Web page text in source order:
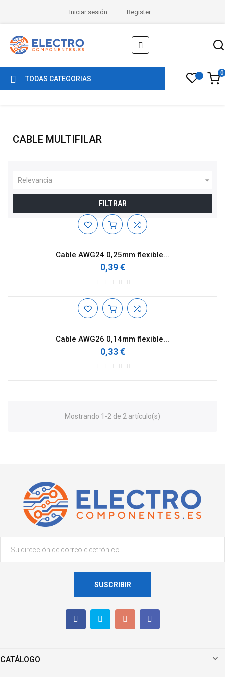
Iniciar sesión Register
Navegación
de
palanca
☰
TODAS CATEGORIAS
0
CABLE MULTIFILAR
Relevancia 
FILTRAR
Cable AWG24 0,25mm flexible...
0,39 €
Cable AWG26 0,14mm flexible...
0,33 €
Mostrando 1-2 de 2 artículo(s)
SUSCRIBIR
CATÁLOGO 